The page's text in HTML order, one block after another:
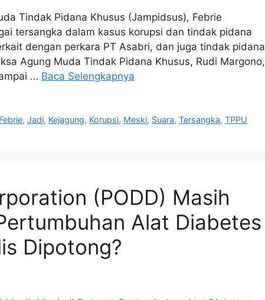
Tindak Pidana Khusus (Jampidsus), Febrie
tersangka dalam kasus korupsi dan tindak pidana
dengan perkara PT Asabri, dan juga tindak pidana
Agung Muda Tindak Pidana Khusus, Rudi Margono,
… Baca Selengkapnya
Febrie,Jadi, Kejagung, Korupsi, Meski, Suara,Tersangka,TPPU
(PODD) Masih
Alat Diabetes
Dipotong?